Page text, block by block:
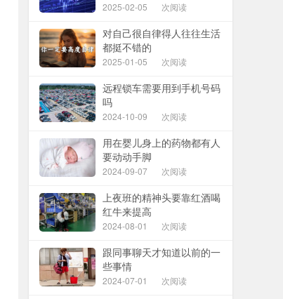
2025-02-05 次阅读
对自己很自律得人往往生活
都挺不错的
2025-01-05 次阅读
远程锁车需要用到手机号码
吗
2024-10-09 次阅读
用在婴儿身上的药物都有人
要动动手脚
2024-09-07 次阅读
上夜班的精神头要靠红酒喝
红牛来提高
2024-08-01 次阅读
跟同事聊天才知道以前的一
些事情
2024-07-01 次阅读